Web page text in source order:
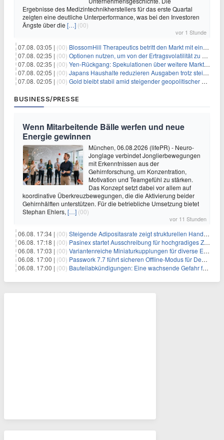
Ergebnisse des Medizintechnikherstellers für das erste Quartal
zeigten eine deutliche Unterperformance, was bei den Investoren
Ängste über die […] (00)
vor 1 Stunde
07.08. 03:05 | (00) BlossomHill Therapeutics betritt den Markt mit einem IPO-Boost von 150 Millionen Dollar
07.08. 02:35 | (00) Optionen nutzen, um von der Ertragsvolatilität zu profitieren
07.08. 02:35 | (00) Yen-Rückgang: Spekulationen über weitere Marktinterventionen nehmen zu
07.08. 02:05 | (00) Japans Haushalte reduzieren Ausgaben trotz steigender Löhne: Ein Warnsignal für das Wachstum
07.08. 02:05 | (00) Gold bleibt stabil amid steigender geopolitischer Spannungen im Persischen Golf
BUSINESS/PRESSE
Wenn Mitarbeitende Bälle werfen und neue
Energie gewinnen
München, 06.08.2026 (lifePR) - Neuro-
Jonglage verbindet Jonglierbewegungen
mit Erkenntnissen aus der
Gehirnforschung, um Konzentration,
Motivation und Teamgefühl zu stärken.
Das Konzept setzt dabei vor allem auf
koordinative Überkreuzbewegungen, die die Aktivierung beider
Gehirnhälften unterstützen. Für die betriebliche Umsetzung bietet
Stephan Ehlers, […] (00)
vor 11 Stunden
06.08. 17:34 | (00) Steigende Adipositasrate zeigt strukturellen Handlungsbedarf bei der Ernährung schulpflichtiger Kinder
06.08. 17:18 | (00) Pasinex startet Ausschreibung für hochgradiges Zinksulfidkonzentrat mit Germanium- und Silbergehalten und stellt ein Betriebsupdate bereit
06.08. 17:03 | (00) Variantenreiche Miniaturkupplungen für diverse Einsatzbereiche
06.08. 17:00 | (00) Passwork 7.7 führt sicheren Offline-Modus für Desktop- und Mobile-Apps ein
06.08. 17:00 | (00) Bauteilabkündigungen: Eine wachsende Gefahr für industrielle Elektroniksysteme